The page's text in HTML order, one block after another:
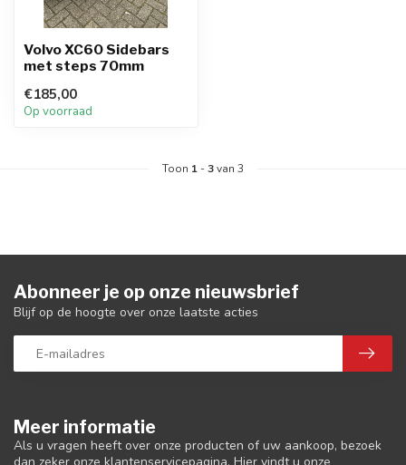
Volvo XC60 Sidebars
met steps 70mm
€185,00
Op voorraad
Toon 1 -3van 3
Meer informatie
Als u vragen heeft over onze producten of uw aankoop, bezoek
Abonneer je op onze nieuwsbrief
Blijf op de hoogte over onze laatste acties